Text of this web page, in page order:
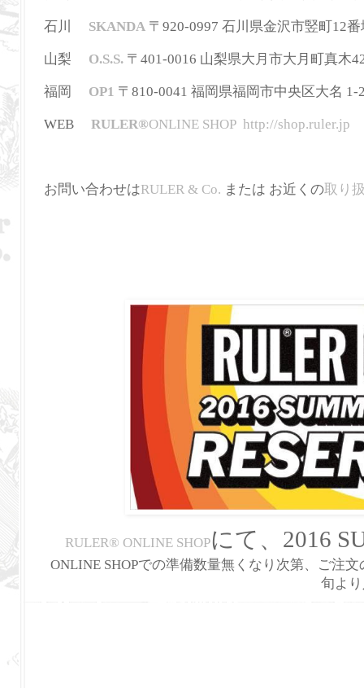
石川 SKANDA 〒920-0997 石川県金沢市竪町12
山梨 O.S.S. 〒401-0016 山梨県大月市大月町真木
福岡 OP1 〒810-0041 福岡県福岡市中央区大名
WEB RULER®ONLINE SHOP http://shop.ruler.jp
お問い合わせはRULER & Co. または お近くの取り
RULER® ONLINE SHOPにて、2016
ONLINE SHOPでの準備数量無くなり次第、ご注
旬よ